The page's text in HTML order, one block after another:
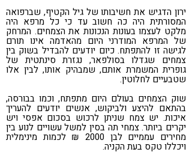
ירון הדגיש את חשיבותו של גיל הקטיף, שברפואה
המסורתית היה כה חשוב עד כי כל מרפא היה
מלקט לעצמו בעונות הנכונות את הצמחים. המרחק
של המרפא המודרני היום מהאדמה אינו תורם
לגישה זו להתפתח. כיום יודעים להבדיל בשוק בין
צמחים שגדלו בסולפאר, נגזרת סינתטית של
גופרית המשמרת אותם, שמבהיק אותו, לבין אלו
שטבעיים לחלוטין.
שוק הצמחים בעולם היום מתפתח, וכמו בבורסה,
בהתאם להיצע ולביקוש, אנשים יודעים להעריך
איכות. יש צמח שניתן לרכוש בסכום אפסי ויש
יקרים ביותר. צמחי תה בסין למשל עשויים לנוע בין
מחירים עממיים לבן 2000 ₪ לכמות מינימלית
ויכללו טקס בעת הקניה.